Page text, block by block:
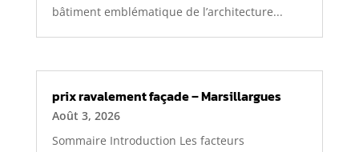
bâtiment emblématique de l’architecture...
prix ravalement façade – Marsillargues
Août 3, 2026
Sommaire Introduction Les facteurs